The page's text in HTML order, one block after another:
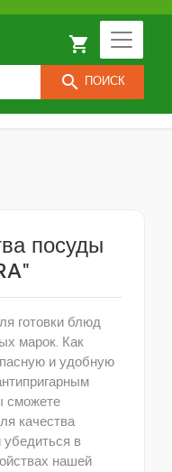
search ПОИСК
local_grocery_store
посуды
готовки блюд
марок. Как
и удобную
сможете
качества
убедиться в
нашей